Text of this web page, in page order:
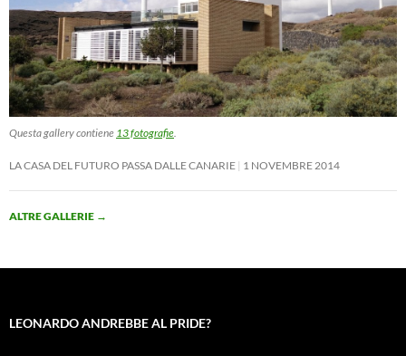
Questa gallery contiene 13 fotografie
LA CASA DEL FUTURO PASSA DALLE CANARIE 1 NOVEMBRE 2014
ALTRE GALLERIE →
LEONARDO ANDREBBE AL PRIDE?